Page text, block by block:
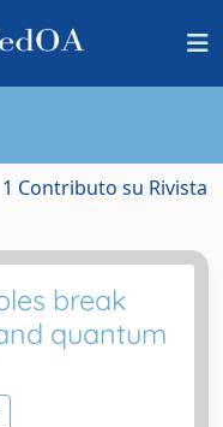
1 Contributo su Rivista
break
quantum